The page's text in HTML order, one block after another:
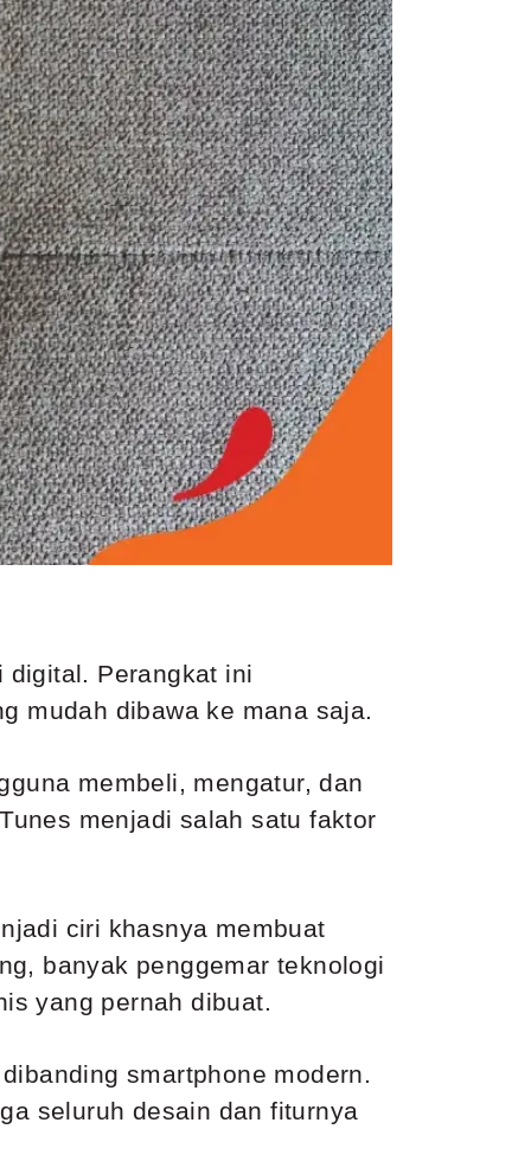
digital. Perangkat ini
mudah dibawa ke mana saja.
membeli, mengatur, dan
menjadi salah satu faktor
ciri khasnya membuat
banyak penggemar teknologi
yang pernah dibuat.
smartphone modern.
seluruh desain dan fiturnya